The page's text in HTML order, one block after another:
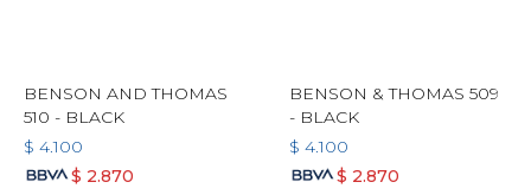
BENSON AND THOMAS
510 - BLACK
$ 4.100
$ 2.870
BENSON & THOMAS 509
- BLACK
$ 4.100
$ 2.870